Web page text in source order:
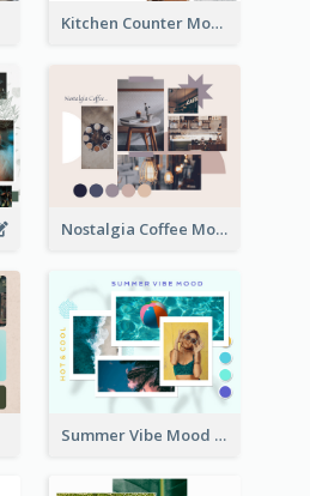
Kitchen Counter Mood Board
Nostalgia Coffee Mood Board
Summer Vibe Mood Board